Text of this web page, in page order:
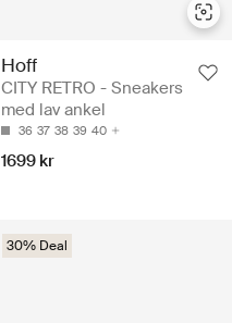
Hoff
CITY RETRO - Sneakers
med lav ankel
36 37 38 39 40
1699 kr
30% Deal